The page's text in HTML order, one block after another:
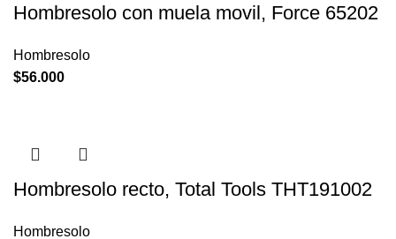
Hombresolo con muela movil, Force 65202
Hombresolo
$56.000
Hombresolo recto, Total Tools THT191002
Hombresolo